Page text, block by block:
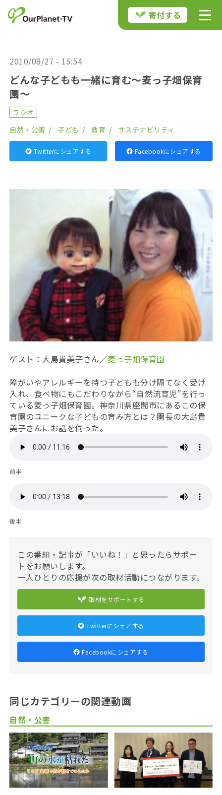
寄付する
2010/08/27 - 15:54
どんな子どもも一緒に育む～麦っ子畑保育
園～
ラジオ
自然・公害
子ども 教育 サステナビリティ
Twitterにシェアする Facebookにシェアする
ゲスト：大島貴美子さん／麦っ子畑保育園
障がいやアレルギーを持つ子どもも分け隔てなく受け
入れ、食べ物にもこだわりながら“自然流育児”を行っ
ている麦っ子畑保育園。神奈川県座間市にあるこの保
育園のユニークな子どもの育み方とは？園長の大島貴
美子さんにお話を伺った。
前半
後半
この番組・記事が「いいね！」と思ったらサポー
トをお願いします。
一人ひとりの応援が次の取材活動につながります。
取材をサポートする
Twitterにシェアする
Facebookにシェアする
同じカテゴリーの関連動画
自然・公害